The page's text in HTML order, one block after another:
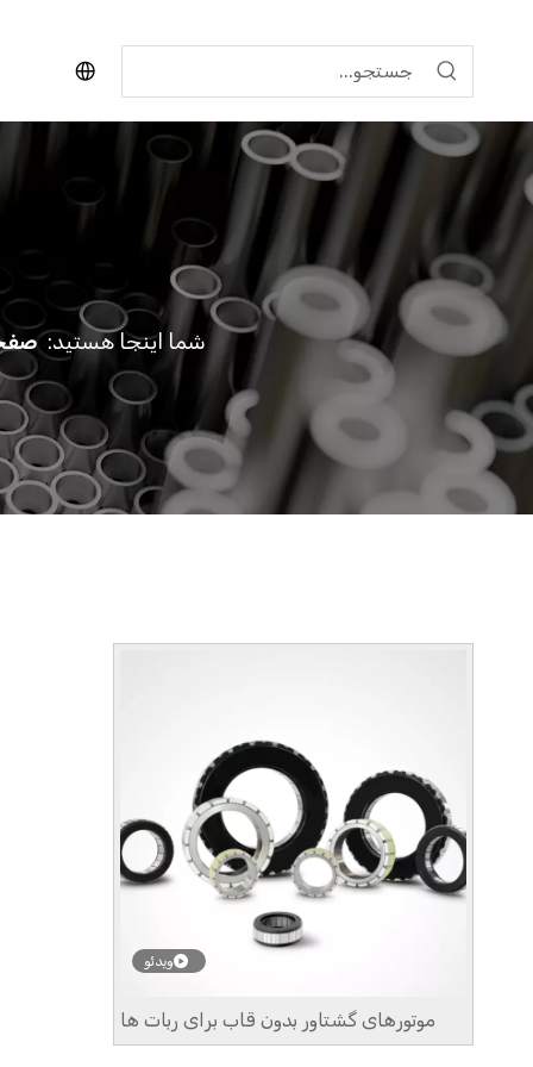
شما اینجا هستید:
ویدئو
موتورهای گشتاور بدون قاب برای ربات ها